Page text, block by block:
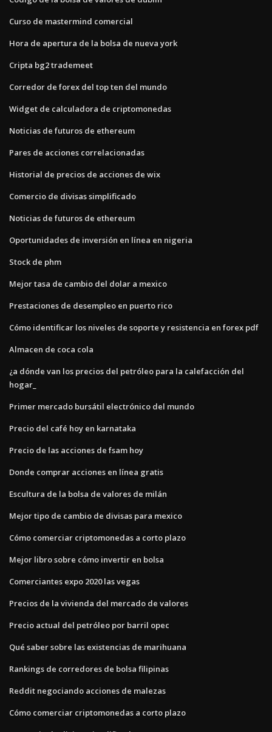
Curso de mastermind comercial
Hora de apertura de la bolsa de nueva york
Cripta bg2 trademeet
Corredor de forex del top ten del mundo
Widget de calculadora de criptomonedas
Noticias de futuros de ethereum
Pares de acciones correlacionadas
Historial de precios de acciones de wix
Comercio de divisas simplificado
Noticias de futuros de ethereum
Oportunidades de inversión en línea en nigeria
Stock de phm
Mejor tasa de cambio del dolar a mexico
Prestaciones de desempleo en puerto rico
Cómo identificar los niveles de soporte y resistencia en forex pdf
Almacen de coca cola
¿a dónde van los precios del petróleo para la calefacción del
hogar_
Primer mercado bursátil electrónico del mundo
Precio del café hoy en karnataka
Precio de las acciones de fsam hoy
Donde comprar acciones en línea gratis
Escultura de la bolsa de valores de milán
Mejor tipo de cambio de divisas para mexico
Cómo comerciar criptomonedas a corto plazo
Mejor libro sobre cómo invertir en bolsa
Comerciantes expo 2020 las vegas
Precios de la vivienda del mercado de valores
Precio actual del petróleo por barril opec
Qué saber sobre las existencias de marihuana
Rankings de corredores de bolsa filipinas
Reddit negociando acciones de malezas
Cómo comerciar criptomonedas a corto plazo